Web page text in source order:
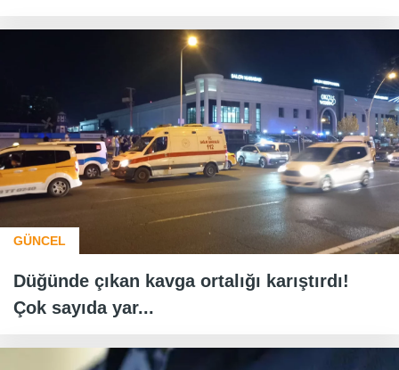
GÜNCEL
Düğünde çıkan kavga ortalığı karıştırdı!
Çok sayıda yar...